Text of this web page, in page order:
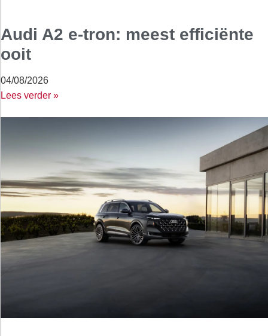
Audi A2 e-tron: meest efficiënte
ooit
04/08/2026
Lees verder »